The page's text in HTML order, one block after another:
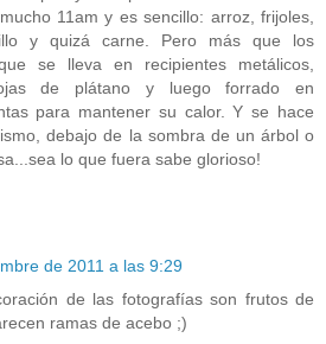
11am y es sencillo: arroz, frijoles,
y quizá carne. Pero más que los
se lleva en recipientes metálicos,
de plátano y luego forrado en
para mantener su calor. Y se hace
debajo de la sombra de un árbol o
lo que fuera sabe glorioso!
de 2011 a las 9:29
de las fotografías son frutos de
ramas de acebo ;)